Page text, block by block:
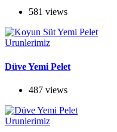
581 views
Urunlerimiz
Düve Yemi Pelet
487 views
Urunlerimiz